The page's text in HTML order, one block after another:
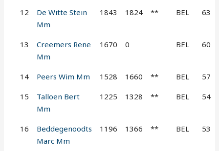
12
De Witte Stein
Mm
1843 1824 ** BEL 63
13
Creemers Rene
Mm
1670 0 BEL 60
14 Peers Wim Mm 1528 1660 ** BEL 57
15
Talloen Bert
Mm
1225 1328 ** BEL 54
16
Beddegenoodts
Marc Mm
1196 1366 ** BEL 53